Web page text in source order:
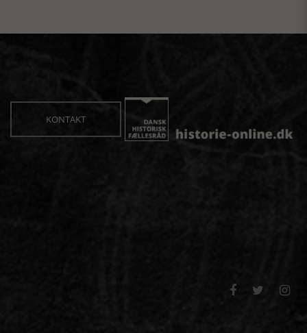
KONTAKT
  